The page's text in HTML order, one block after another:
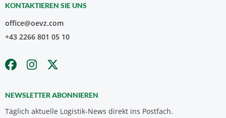
KONTAKTIEREN SIE UNS
office@oevz.com
+43 2266 801 05 10
NEWSLETTER ABONNIEREN
Täglich aktuelle Logistik-News direkt ins Postfach.